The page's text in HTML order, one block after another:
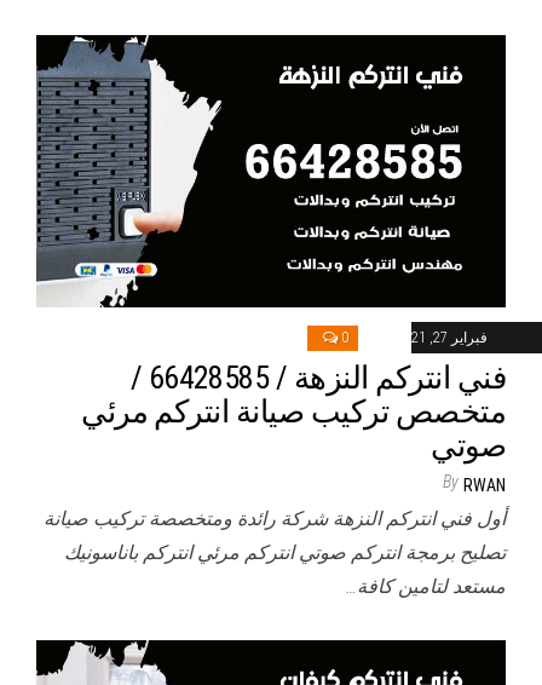
فبراير 27, 2021 0
فني انتركم النزهة / 66428585 /
متخصص تركيب صيانة انتركم مرئي
صوتي
By RWAN
أول فني انتركم النزهة شركة رائدة ومتخصصة تركيب صيانة
تصليح برمجة انتركم صوتي انتركم مرئي انتركم باناسونيك
مستعد لتامين كافة…